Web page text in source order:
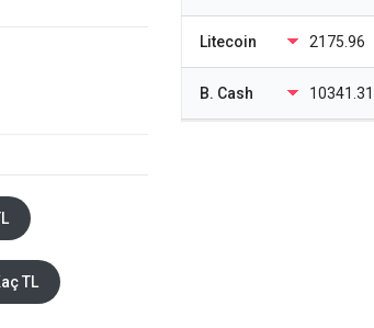
TL
Litecoin 2175.96
B. Cash